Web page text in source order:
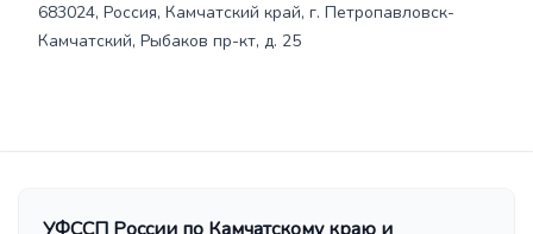
683024, Россия, Камчатский край, г. Петропавловск-
Камчатский, Рыбаков пр-кт, д. 25